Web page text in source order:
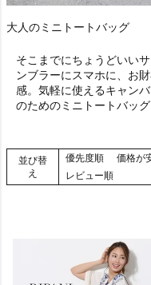
大人のミニトートバッグ
そこまでにちょうどいい
ンブラーにスマホに、お
感。気軽に使えるキャン
のためのミニトートバッ
並び替
え
優先度順 価格が
レビュー順